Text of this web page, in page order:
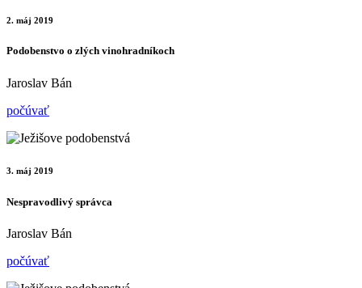
2. máj 2019
Podobenstvo o zlých vinohradníkoch
Jaroslav Bán
počúvať
3. máj 2019
Nespravodlivý správca
Jaroslav Bán
počúvať